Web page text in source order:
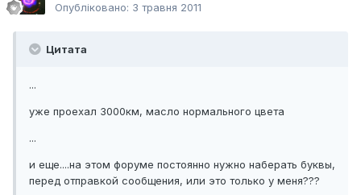
Опубліковано: 3 травня 2011
Цитата
...
уже проехал 3000км, масло нормального цвета
...
и еще....на этом форуме постоянно нужно наберать буквы,
перед отправкой сообщения, или это только у меня???